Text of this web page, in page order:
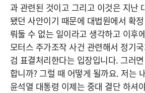
과 관련된 것이고 그리고 이것은 지난
됐던 사안이기 때문에 대법원에서 확
뤄둘 수 없는 일이라고 생각하고 이후
모터스 주가조작 사건 관련해서 정기
검 표결처리한다는 입장입니다. 그러
합니까? 그럴 때 어떻게 될까요. 저는
윤석열 대통령 이제는 중대 결단 하셔